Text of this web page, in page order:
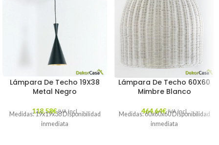
Lámpara De Techo 19X38
Metal Negro
118,58€ IVA Incl.
Medidas: 19x19x38 Disponibilidad
inmediata
Lámpara De Techo 60X60
Mimbre Blanco
464,64€ IVA Incl.
Medidas: 60x60x60 Disponibilidad
inmediata